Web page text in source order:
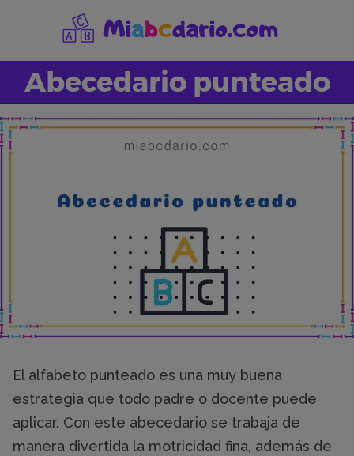
Abecedario punteado
El alfabeto punteado es una muy buena
estrategia que todo padre o docente puede
aplicar. Con este abecedario se trabaja de
manera divertida la motricidad fina, además de